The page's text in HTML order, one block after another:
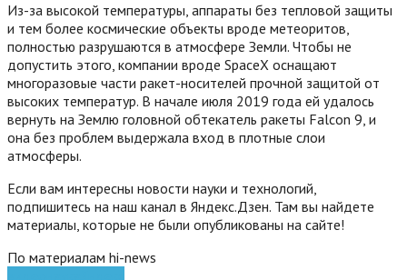
Из-за высокой температуры, аппараты без тепловой защиты
и тем более космические объекты вроде метеоритов,
полностью разрушаются в атмосфере Земли. Чтобы не
допустить этого, компании вроде SpaceX оснащают
многоразовые части ракет-носителей прочной защитой от
высоких температур. В начале июля 2019 года ей удалось
вернуть на Землю головной обтекатель ракеты Falcon 9, и
она без проблем выдержала вход в плотные слои
атмосферы.
Если вам интересны новости науки и технологий,
подпишитесь на наш канал в Яндекс.Дзен. Там вы найдете
материалы, которые не были опубликованы на сайте!
По материалам hi-news